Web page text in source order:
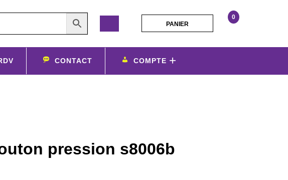
mailles
0
PANIER
CONTACT COMPTE
pression s8006b